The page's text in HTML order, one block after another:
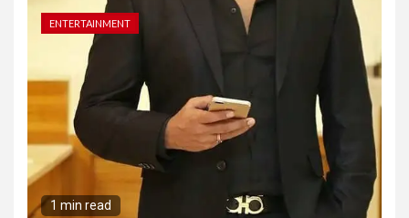
ENTERTAINMENT
1 min read